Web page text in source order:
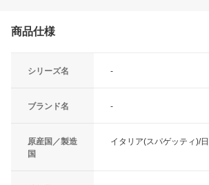
商品仕様
シリーズ名 -
ブランド名 -
原産国／製造
国
イタリア(スパゲッティ)/